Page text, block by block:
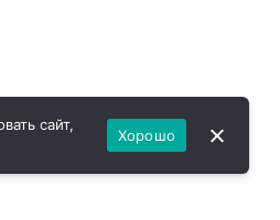
сайт,
Хорошо